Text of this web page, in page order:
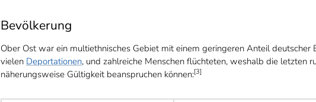
Bevölkerung
Ober Ost war ein multiethnisches Gebiet mit einem geringeren Anteil deutscher
vielen Deportationen, und zahlreiche Menschen flüchteten, weshalb die letzten
näherungsweise Gültigkeit beanspruchen können:[3]